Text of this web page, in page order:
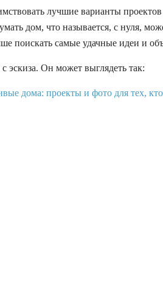
лучшие варианты
дом, что называется, с нуля,
поискать самые удачные идеи и
с эскиза. Он может выглядеть так: